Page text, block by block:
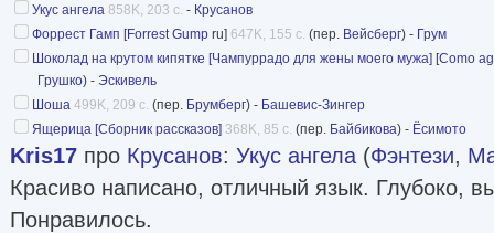
Укус ангела 858K, 203 с. - Крусанов
Форрест Гамп [Forrest Gump ru] 647K, 155 с. (пер. Вейсберг) - Грум
Шоколад на крутом кипятке [Чампуррадо для жены моего мужа] [Como
Грушко) - Эскивель
Шоша 499K, 209 с. (пер. Брумберг) - Башевис-Зингер
Ящерица [Сборник рассказов] 368K, 85 с. (пер. Байбикова) - Ёсимото
Kris17 про Крусанов: Укус ангела (Фэнтези,
Красиво написано, отличный язык. Глубоко,
Понравилось.